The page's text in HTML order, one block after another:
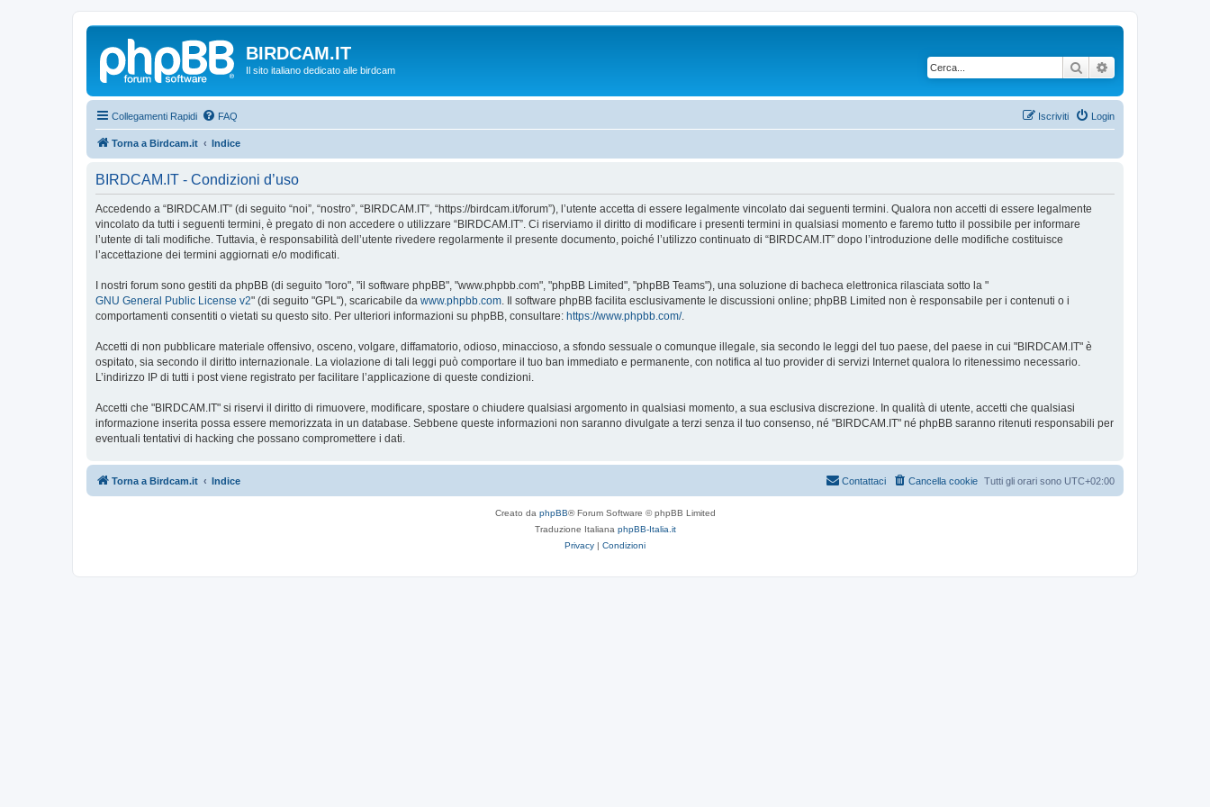
BIRDCAM.IT
Il sito italiano dedicato alle birdcam Cerca
Collegamenti Rapidi FAQ Login
Iscriviti
Torna a Birdcam.it Indice
BIRDCAM.IT - Condizioni d’uso
Accedendo a “BIRDCAM.IT” (di seguito “noi”, “nostro”, “BIRDCAM.IT”, “https://birdcam.it/forum”), l’utente accetta di essere legalmente vincolato dai seguenti termini. Qualora non accetti di essere legalmente
vincolato da tutti i seguenti termini, è pregato di non accedere o utilizzare “BIRDCAM.IT”. Ci riserviamo il diritto di modificare i presenti termini in qualsiasi momento e faremo tutto il possibile per informare
l’utente di tali modifiche. Tuttavia, è responsabilità dell’utente rivedere regolarmente il presente documento, poiché l’utilizzo continuato di “BIRDCAM.IT” dopo l’introduzione delle modifiche costituisce
l’accettazione dei termini aggiornati e/o modificati.
I nostri forum sono gestiti da phpBB (di seguito "loro", "il software phpBB", "www.phpbb.com", "phpBB Limited", "phpBB Teams"), una soluzione di bacheca elettronica rilasciata sotto la "
GNU General Public License v2" (di seguito "GPL"), scaricabile da www.phpbb.com . Il software phpBB facilita esclusivamente le discussioni online; phpBB Limited non è responsabile per i contenuti o i
comportamenti consentiti o vietati su questo sito. Per ulteriori informazioni su phpBB, consultare: https://www.phpbb.com/.
Accetti di non pubblicare materiale offensivo, osceno, volgare, diffamatorio, odioso, minaccioso, a sfondo sessuale o comunque illegale, sia secondo le leggi del tuo paese, del paese in cui "BIRDCAM.IT" è
ospitato, sia secondo il diritto internazionale. La violazione di tali leggi può comportare il tuo ban immediato e permanente, con notifica al tuo provider di servizi Internet qualora lo ritenessimo necessario.
L’indirizzo IP di tutti i post viene registrato per facilitare l’applicazione di queste condizioni.
Accetti che "BIRDCAM.IT" si riservi il diritto di rimuovere, modificare, spostare o chiudere qualsiasi argomento in qualsiasi momento, a sua esclusiva discrezione. In qualità di utente, accetti che qualsiasi
informazione inserita possa essere memorizzata in un database. Sebbene queste informazioni non saranno divulgate a terzi senza il tuo consenso, né "BIRDCAM.IT" né phpBB saranno ritenuti responsabili per
eventuali tentativi di hacking che possano compromettere i dati.
Torna a Birdcam.it Indice Tutti gli orari sono UTC+02:00
Cancella cookie
Contattaci
Creato da phpBB® Forum Software © phpBB Limited
Traduzione Italiana phpBB-Italia.it
Privacy | Condizioni